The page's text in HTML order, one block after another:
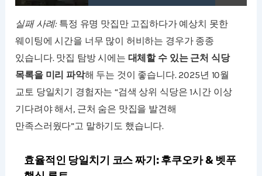
실패 사례:특정 유명 맛집만 고집하다가 예상치 못한
웨이팅에 시간을 너무 많이 허비하는 경우가 종종
있습니다. 맛집 탐방 시에는 대체할 수 있는 근처 식당
목록을 미리 파악해 두는 것이 좋습니다. 2025년 10월
교토 당일치기 경험자는 “검색 상위 식당은 1시간 이상
기다려야 해서, 근처 숨은 맛집을 발견해
만족스러웠다”고 말하기도 했습니다.
효율적인 당일치기 코스 짜기: 후쿠오카 & 벳푸